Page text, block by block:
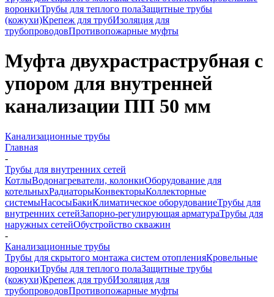
воронкиТрубы для теплого полаЗащитные трубы
(кожухи)Крепеж для трубИзоляция для
трубопроводовПротивопожарные муфты
Муфта двухрастраструбная с
упором для внутренней
канализации ПП 50 мм
Канализационные трубы
Главная
-
Трубы для внутренних сетей
КотлыВодонагреватели, колонкиОборудование для
котельныхРадиаторыКонвекторыКоллекторные
системыНасосыБакиКлиматическое оборудованиеТрубы для
внутренних сетейЗапорно-регулирующая арматураТрубы для
наружных сетейОбустройство скважин
-
Канализационные трубы
Трубы для скрытого монтажа систем отопленияКровельные
воронкиТрубы для теплого полаЗащитные трубы
(кожухи)Крепеж для трубИзоляция для
трубопроводовПротивопожарные муфты